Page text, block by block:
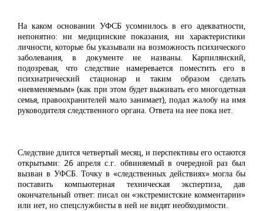
На каком основании УФСБ усомнилось в его адекватности,
непонятно: ни медицинские показания, ни характеристики
личности, которые бы указывали на возможность психического
заболевания, в документе не названы. Карпилянский,
подозревая, что следствие намеревается поместить его в
психиатрический стационар и таким образом сделать
«невменяемым» (как при этом будет выживать его многодетная
семья, правоохранителей мало занимает), подал жалобу на имя
руководителя следственного органа. Ответа на нее пока нет.
Следствие длится четвертый месяц, и перспективы его остаются
открытыми: 26 апреля с.г. обвиняемый в очередной раз был
вызван в УФСБ. Точку в «следственных действиях» могла бы
поставить компьютерная техническая экспертиза, дав
окончательный ответ: писал он «экстремистские комментарии»
или нет, но спецслужбисты в ней не видят необходимости.